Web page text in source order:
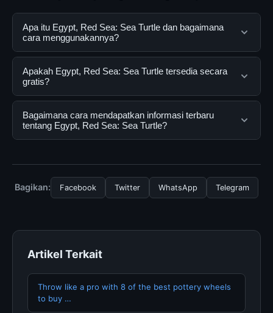
Apa itu Egypt, Red Sea: Sea Turtle dan bagaimana
cara menggunakannya?
Egypt, Red Sea: Sea Turtle adalah layanan digital yang
dirancang untuk membantu pengguna mendapatkan
informasi lengkap dan terpercaya. Anda dapat
menggunakannya dengan mengunjungi situs resmi dan
mengikuti panduan yang tersedia.
Apakah Egypt, Red Sea: Sea Turtle tersedia secara
gratis?
Ya, Egypt, Red Sea: Sea Turtle dapat diakses secara
gratis oleh semua pengguna. Tidak ada biaya
tersembunyi atau langganan yang diperlukan untuk
Bagaimana cara mendapatkan informasi terbaru
tentang Egypt, Red Sea: Sea Turtle?
resmi kami secara berkala. Kami selalu memperbarui
konten dengan informasi terkini dan terpercaya.
Bagikan: Facebook Twitter WhatsApp Telegram
Artikel Terkait
Throw like a pro with 8 of the best pottery wheels
to buy …